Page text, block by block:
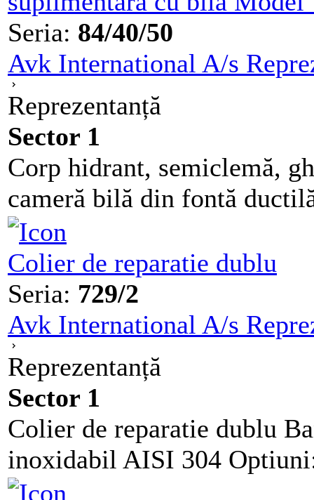
Seria: 84/40/50
Avk International A/s
Reprezentanță
Sector 1
Corp hidrant, semiclemă,
cameră bilă din fontă
Colier de reparatie dublu
Seria: 729/2
Avk International A/s
Reprezentanță
Sector 1
Colier de reparatie dublu
inoxidabil AISI 304